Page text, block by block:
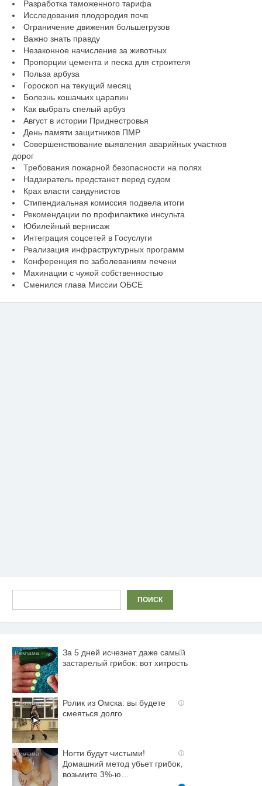
Разработка таможенного тарифа
Исследования плодородия почв
Ограничение движения большегрузов
Важно знать правду
Незаконное начисление за животных
Пропорции цемента и песка для строителя
Польза арбуза
Гороскоп на текущий месяц
Болезнь кошачьих царапин
Как выбрать спелый арбуз
Август в истории Приднестровья
День памяти защитников ПМР
Совершенствование выявления аварийных участков
дорог
Требования пожарной безопасности на полях
Надзиратель предстанет перед судом
Крах власти сандунистов
Стипендиальная комиссия подвела итоги
Рекомендации по профилактике инсульта
Юбилейный вернисаж
Интеграция соцсетей в Госуслуги
Реализация инфраструктурных программ
Конференция по заболеваниям печени
Махинации с чужой собственностью
Сменился глава Миссии ОБСЕ
ПОИСК
i
За 5 дней исчезнет даже самый
застарелый грибок: вот хитрость
i
Ролик из Омска: вы будете
смеяться долго
i
Ногти будут чистыми!
Домашний метод убьет грибок,
возьмите 3%-ю…